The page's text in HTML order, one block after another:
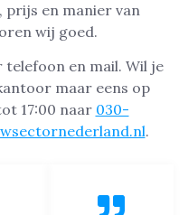
prijs en manier van
wij goed.
en mail. Wil je
maar eens op
17:00 naar 030-
.